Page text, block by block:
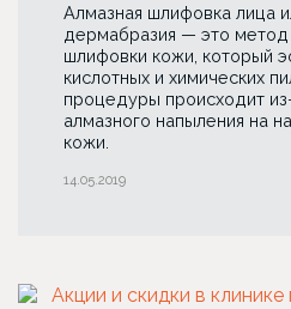
Алмазная шлифовка лица
дермабразия — это метод
шлифовки кожи, который
кислотных и химических
процедуры происходит
алмазного напыления на
кожи.
14.05.2019